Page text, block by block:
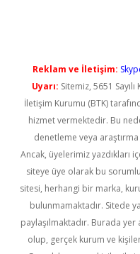
Reklam ve İletişim:
Uyarı: Sitemiz, 5651
İletişim Kurumu (BTK)
hizmet vermektedir. Bu
denetleme veya
Ancak, üyelerimiz yazdıkları
siteye üye olarak bu
sitesi, herhangi bir marka,
bulunmamaktadır. Sitede
paylaşılmaktadır. Burada
olup, gerçek kurum ve